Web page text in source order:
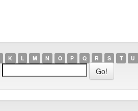
K L M N O P Q R S T U